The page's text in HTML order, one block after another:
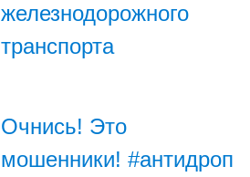
железнодорожного
транспорта
Очнись! Это
мошенники! #антидроп